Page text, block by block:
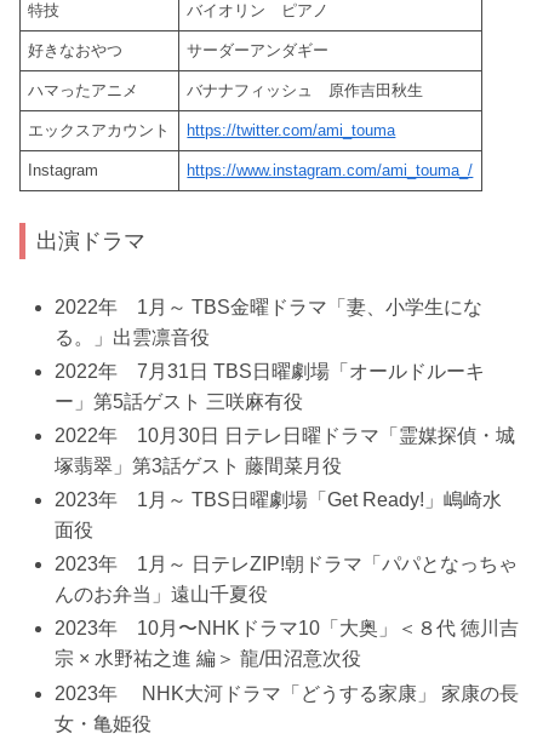
特技 バイオリン ピアノ
好きなおやつ サーダーアンダギー
ハマったアニメ バナナフィッシュ 原作吉田秋生
エックスアカウント https://twitter.com/ami_touma
Instagram https://www.instagram.com/ami_touma_/
出演ドラマ
2022年 1月～ TBS金曜ドラマ「妻、小学生にな
る。」出雲凛音役
2022年 7月31日 TBS日曜劇場「オールドルーキ
ー」第5話ゲスト 三咲麻有役
2022年 10月30日 日テレ日曜ドラマ「霊媒探偵・城
塚翡翠」第3話ゲスト 藤間菜月役
2023年 1月～ TBS日曜劇場「Get Ready!」嶋崎水
面役
2023年 1月～ 日テレZIP!朝ドラマ「パパとなっちゃ
んのお弁当」遠山千夏役
2023年 10月〜NHKドラマ10「大奥」＜８代 徳川吉
宗 × 水野祐之進 編＞ 龍/田沼意次役
2023年 NHK大河ドラマ「どうする家康」 家康の長
女・亀姫役